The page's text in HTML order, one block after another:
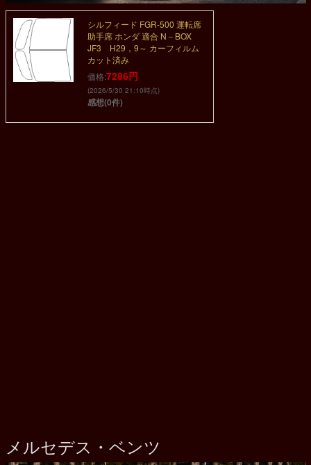
シルフィード FGR-500 運転席
助手席 ホンダ 適合 N－BOX
JF3 H29，9～ カーフィルム
カット済み
価格:7286円
(2026/5/30 21:10時点)
感想(0件)
メルセデス・ベンツ